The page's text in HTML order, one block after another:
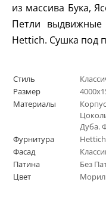
из массива Бука,
Петли
Hettich. Сушка под
Стиль
Размер
Материалы
Дуба.
Фурнитура
Hettich
Фасад
Патина
Без
Цвет